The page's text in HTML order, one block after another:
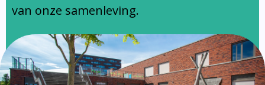
van onze samenleving.